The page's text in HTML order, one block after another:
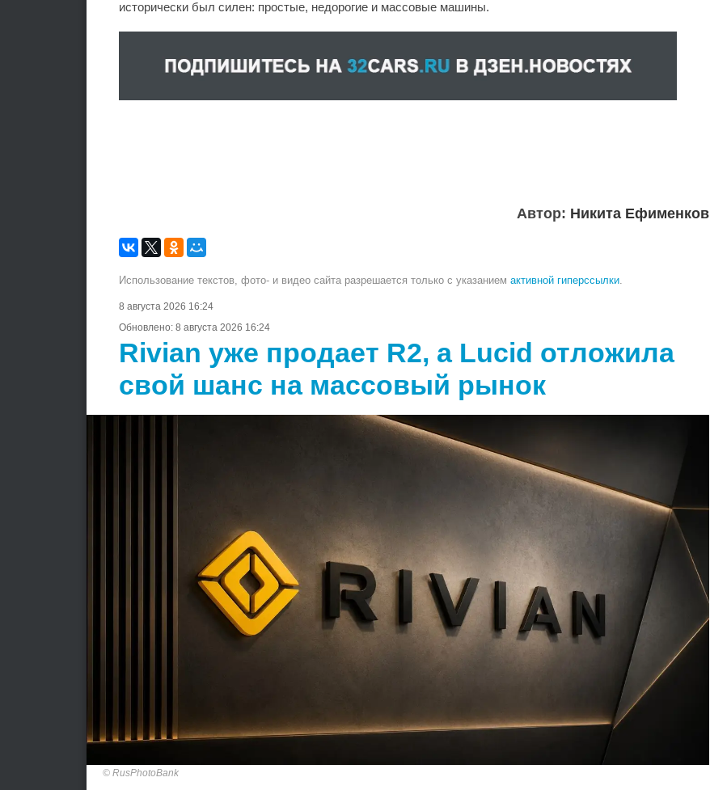
исторически был силен: простые, недорогие и массовые машины.
Автор: Никита Ефименков
Использование текстов, фото- и видео сайта разрешается только с указанием активной гиперссылки.
8 августа 2026 16:24
Обновлено: 8 августа 2026 16:24
Rivian уже продает R2, а Lucid отложила
свой шанс на массовый рынок
RusPhotoBank